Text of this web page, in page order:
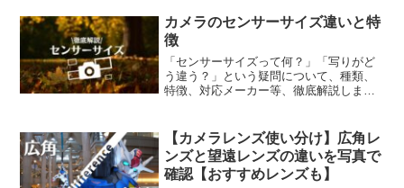
す。
カメラのセンサーサイズ違いと特
徴
「センサーサイズって何？」「写りがど
う違う？」という疑問について、種類、
特徴、対応メーカー等、徹底解説しま
【カメラレンズ使い分け】広角レ
ンズと望遠レンズの違いを写真で
確認【おすすめレンズも】